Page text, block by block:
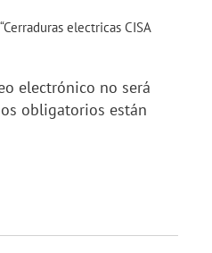
electricas CISA
electrónico no será
obligatorios están